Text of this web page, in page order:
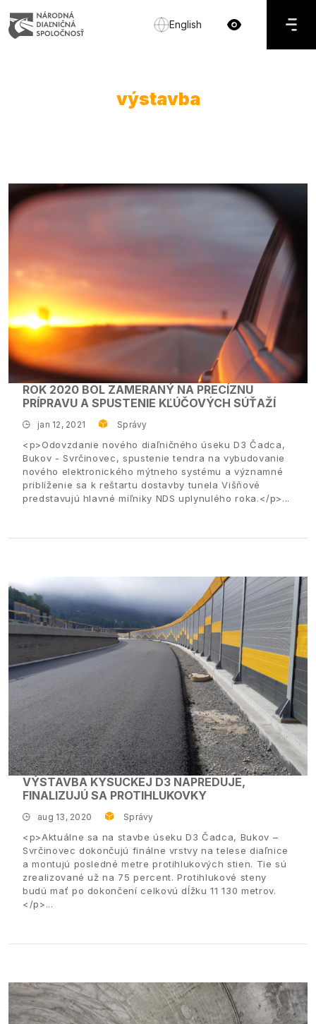
English
výstavba
ROK 2020 BOL ZAMERANÝ NA PRECÍZNU
PRÍPRAVU A SPUSTENIE KĽÚČOVÝCH SÚŤAŽÍ
jan 12, 2021 Správy
<p>Odovzdanie nového diaľničného úseku D3 Čadca,
Bukov - Svrčinovec, spustenie tendra na vybudovanie
nového elektronického mýtneho systému a významné
priblíženie sa k reštartu dostavby tunela Višňové
predstavujú hlavné míľniky NDS uplynulého roka.</p>
VÝSTAVBA KYSUCKEJ D3 NAPREDUJE,
FINALIZUJÚ SA PROTIHLUKOVKY
aug 13, 2020 Správy
<p>Aktuálne sa na stavbe úseku D3 Čadca, Bukov –
Svrčinovec dokončujú finálne vrstvy na telese diaľnice
a montujú posledné metre protihlukových stien. Tie sú
zrealizované už na 75 percent. Protihlukové steny
budú mať po dokončení celkovú dĺžku 11 130 metrov.
</p>